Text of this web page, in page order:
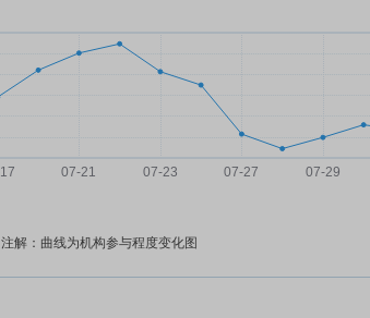
注解：曲线为机构参与程度变化图